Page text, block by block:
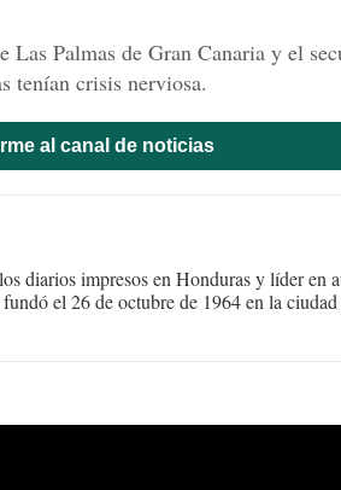
Palmas de Gran Canaria y el
tenían crisis nerviosa.
al canal de noticias
diarios impresos en Honduras y líder en
el 26 de octubre de 1964 en la